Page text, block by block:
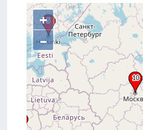
+
–